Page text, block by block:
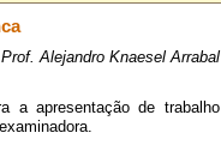
Prof. Alejandro Knaesel Arrabal
a apresentação de trabalho